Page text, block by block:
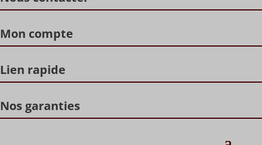
Mon compte
Lien rapide
Nos garanties